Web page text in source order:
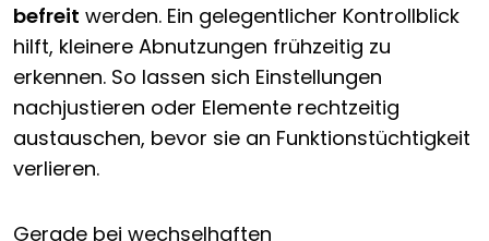
befreit werden. Ein gelegentlicher Kontrollblick
hilft, kleinere Abnutzungen frühzeitig zu
erkennen. So lassen sich Einstellungen
nachjustieren oder Elemente rechtzeitig
austauschen, bevor sie an Funktionstüchtigkeit
verlieren.
Gerade bei wechselhaften